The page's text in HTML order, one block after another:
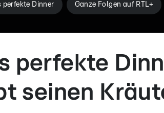
perfekte Dinner Ganze Folgen auf RTL+
perfekte
seinen